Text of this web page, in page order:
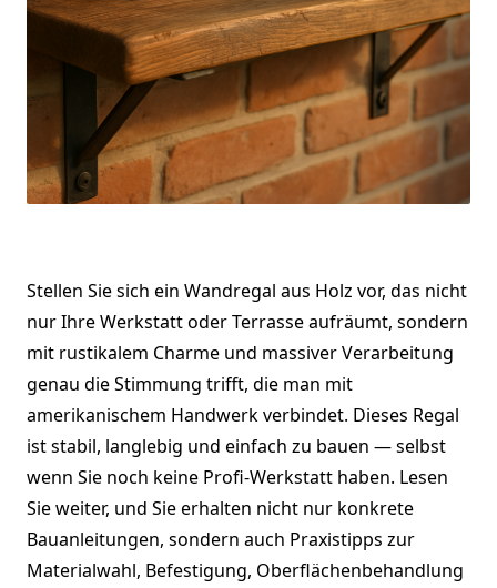
Stellen Sie sich ein Wandregal aus Holz vor, das nicht
nur Ihre Werkstatt oder Terrasse aufräumt, sondern
mit rustikalem Charme und massiver Verarbeitung
genau die Stimmung trifft, die man mit
amerikanischem Handwerk verbindet. Dieses Regal
ist stabil, langlebig und einfach zu bauen — selbst
wenn Sie noch keine Profi-Werkstatt haben. Lesen
Sie weiter, und Sie erhalten nicht nur konkrete
Bauanleitungen, sondern auch Praxistipps zur
Materialwahl, Befestigung, Oberflächenbehandlung